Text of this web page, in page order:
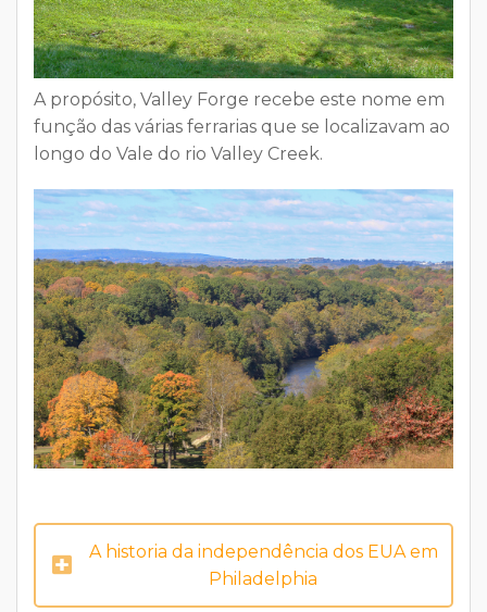
A propósito, Valley Forge recebe este nome em
função das várias ferrarias que se localizavam ao
longo do Vale do rio Valley Creek.
A historia da independência dos EUA em
Philadelphia